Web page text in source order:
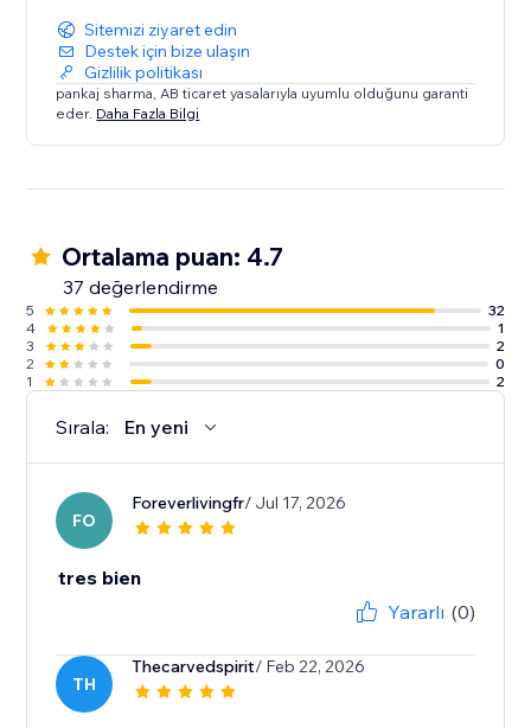
Sitemizi ziyaret edin
Destek için bize ulaşın
Gizlilik politikası
pankaj sharma, AB ticaret yasalarıyla uyumlu olduğunu garanti
eder. Daha Fazla Bilgi
Ortalama puan: 4.7
37 değerlendirme
5
32
4
1
3
2
2
0
1
2
Sırala: En yeni
FO
Foreverlivingfr/ Jul 17, 2026
tres bien
Yararlı (0)
TH
Thecarvedspirit/ Feb 22, 2026